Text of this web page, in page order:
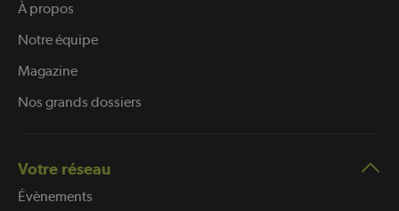
À propos
Notre équipe
Magazine
Nos grands dossiers
Votre réseau
Évènements